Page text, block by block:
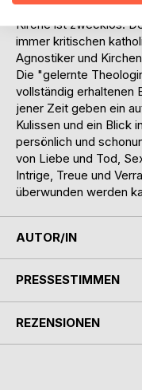
vorbeiführte: Der
Kirche ist zwecklos.
immer kritischen
Agnostiker und
Die "gelernte
vollständig erhaltenen
jener Zeit geben ein
Kulissen und ein Blick
persönlich und
von Liebe und Tod,
Intrige, Treue und
überwunden werden
AUTOR/IN
PRESSESTIMMEN
REZENSIONEN